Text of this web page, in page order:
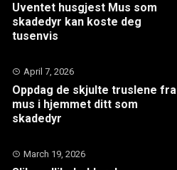
Uventet husgjest Mus som
skadedyr kan koste deg
tusenvis
April 7, 2026
Oppdag de skjulte truslene fra
mus i hjemmet ditt som
skadedyr
March 19, 2026